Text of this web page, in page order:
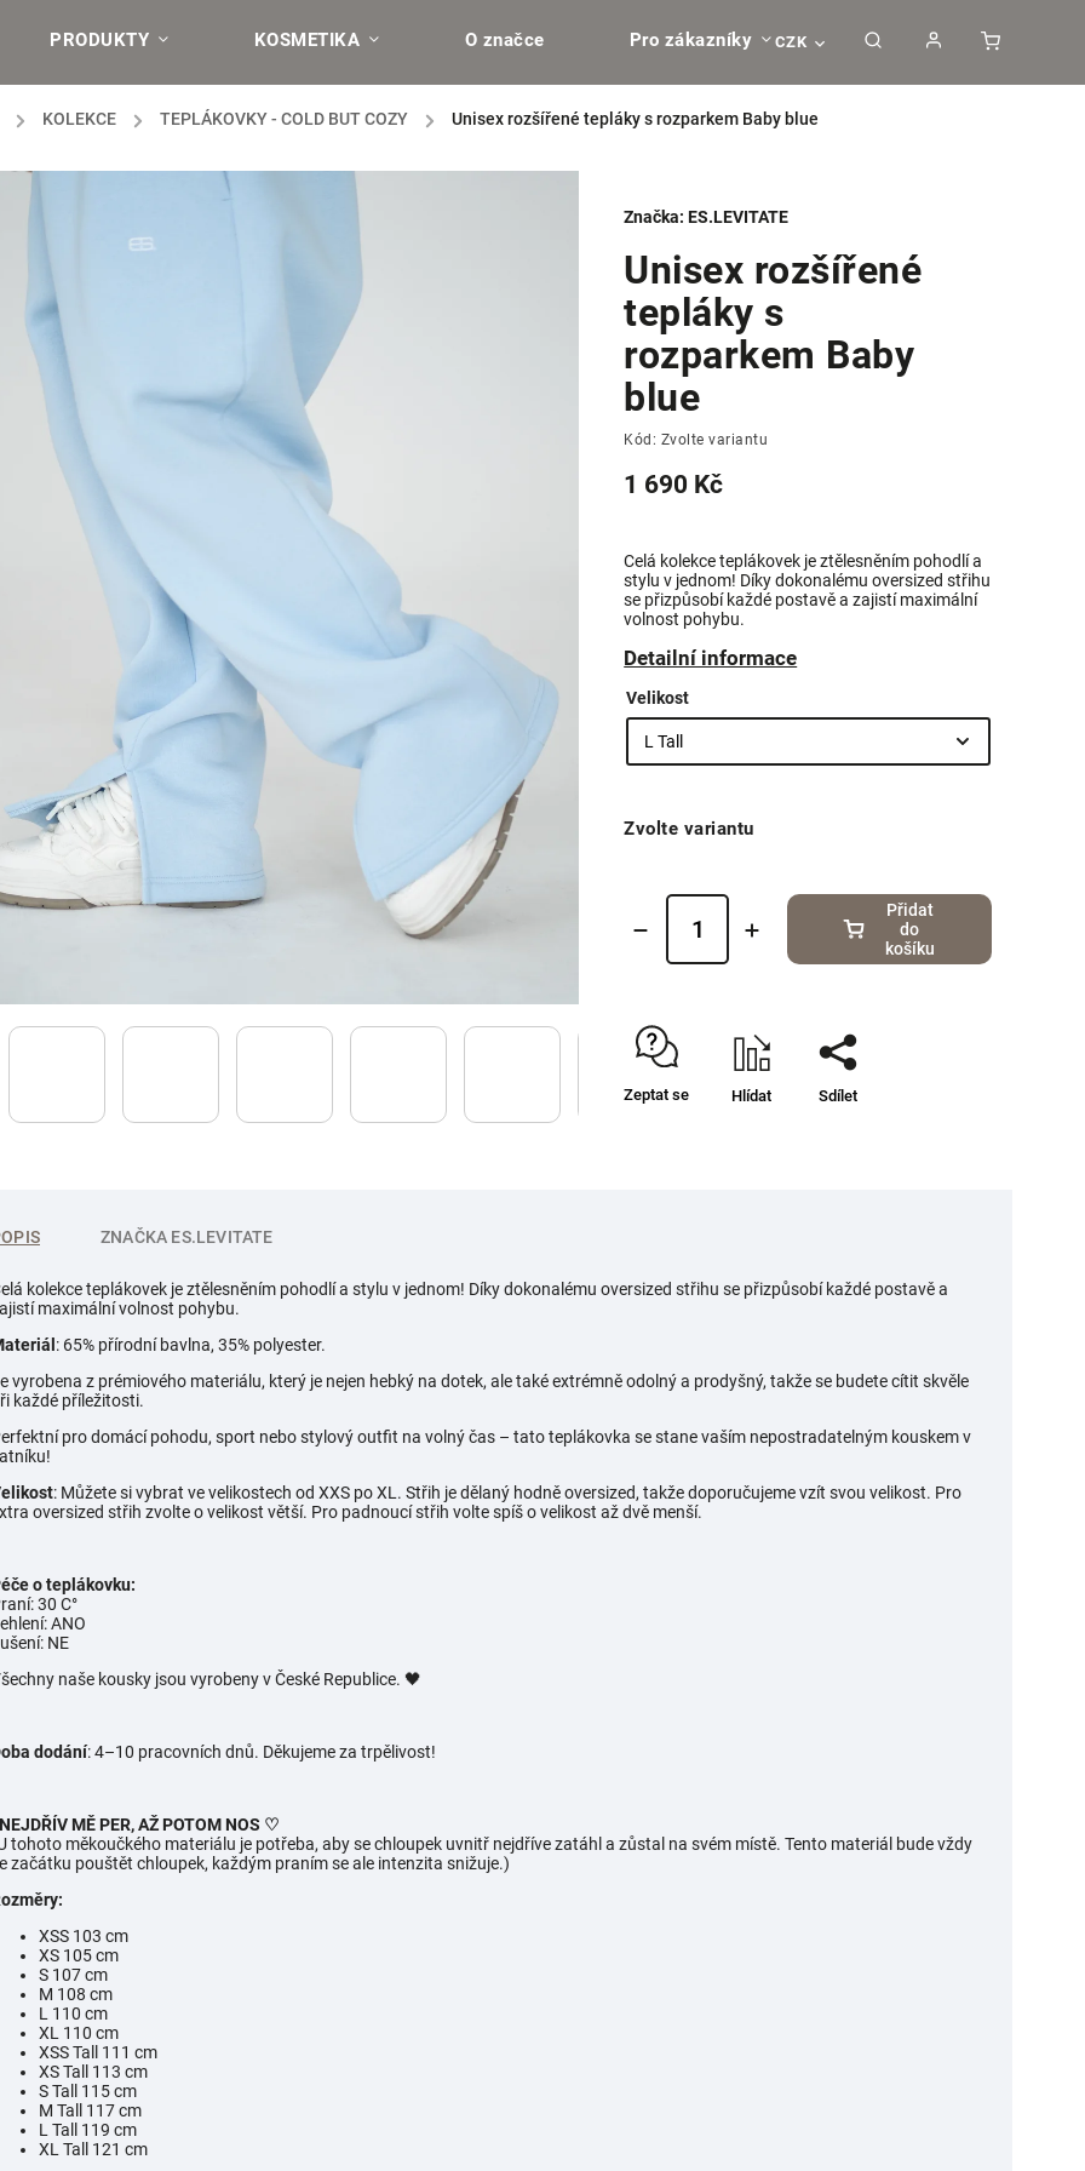
CZK
PRODUKTY KOSMETIKA O značce Pro zákazníky
/ KOLEKCE / TEPLÁKOVKY - COLD BUT COZY / Unisex rozšířené tepláky s rozparkem Baby blue
Unisex rozšířené
tepláky s
rozparkem Baby
blue
Kód: Zvolte variantu
1 690 Kč
Celá kolekce teplákovek je ztělesněním pohodlí a
stylu v jednom! Díky dokonalému oversized střihu
se přizpůsobí každé postavě a zajistí maximální
volnost pohybu.
Detailní informace
Značka:ES.LEVITATE
Velikost
Zvolte variantu
Přidat
do
košíku
Zeptat se Hlídat Sdílet
ZNAČKA ES.LEVITATE
kolekce teplákovek je ztělesněním pohodlí a stylu v jednom! Díky dokonalému oversized střihu se přizpůsobí každé postavě a
maximální volnost pohybu.
: 65% přírodní bavlna, 35% polyester.
vyrobena z prémiového materiálu, který je nejen hebký na dotek, ale také extrémně odolný a prodyšný, takže se budete cítit skvěle
každé příležitosti.
pro domácí pohodu, sport nebo stylový outfit na volný čas – tato teplákovka se stane vaším nepostradatelným kouskem v
: Můžete si vybrat ve velikostech od XXS po XL. Střih je dělaný hodně oversized, takže doporučujeme vzít svou velikost. Pro
oversized střih zvolte o velikost větší. Pro padnoucí střih volte spíš o velikost až dvě menší.
o teplákovku:
30 C°
ANO
NE
naše kousky jsou vyrobeny v České Republice. 🖤
dodání: 4–10 pracovních dnů. Děkujeme za trpělivost!
MĚ PER, AŽ POTOM NOS ♡
tohoto měkoučkého materiálu je potřeba, aby se chloupek uvnitř nejdříve zatáhl a zůstal na svém místě. Tento materiál bude vždy
začátku pouštět chloupek, každým praním se ale intenzita snižuje.)
XSS 103 cm
XS 105 cm
S 107 cm
M 108 cm
L 110 cm
XL 110 cm
XSS Tall 111 cm
XS Tall 113 cm
S Tall 115 cm
M Tall 117 cm
L Tall 119 cm
XL Tall 121 cm